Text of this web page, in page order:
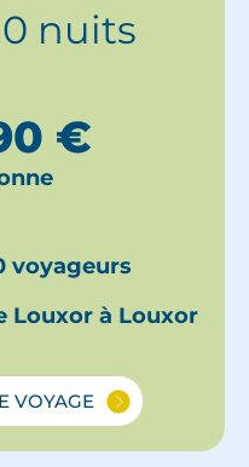
nuits
€
voyageurs
Louxor à Louxor
VOYAGE